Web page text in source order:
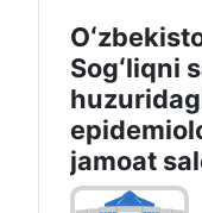
Sogʻliqni
jamoat